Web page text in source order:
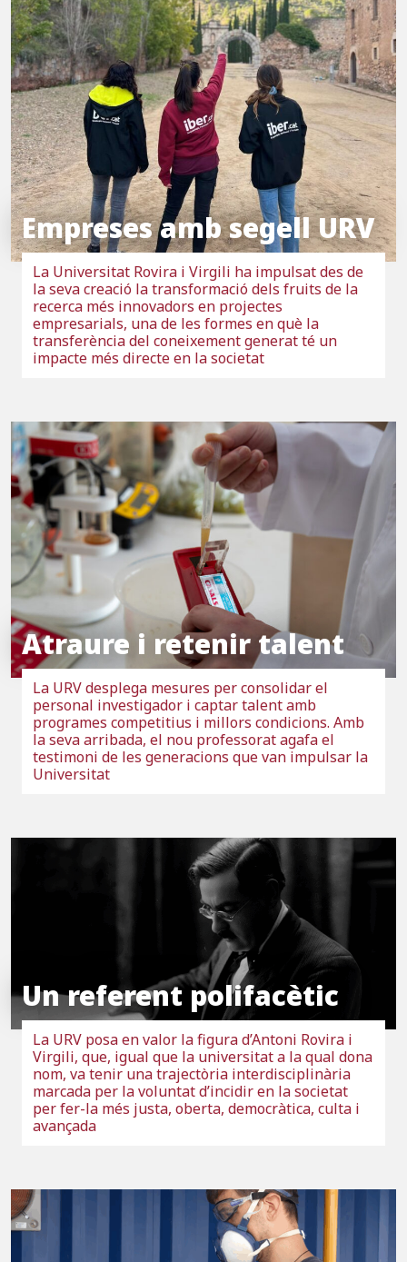
Empreses amb segell URV
La Universitat Rovira i Virgili ha impulsat des de
la seva creació la transformació dels fruits de la
recerca més innovadors en projectes
empresarials, una de les formes en què la
transferència del coneixement generat té un
impacte més directe en la societat
Atraure i retenir talent
La URV desplega mesures per consolidar el
personal investigador i captar talent amb
programes competitius i millors condicions. Amb
la seva arribada, el nou professorat agafa el
testimoni de les generacions que van impulsar la
Universitat
Un referent polifacètic
La URV posa en valor la figura d’Antoni Rovira i
Virgili, que, igual que la universitat a la qual dona
nom, va tenir una trajectòria interdisciplinària
marcada per la voluntat d’incidir en la societat
per fer-la més justa, oberta, democràtica, culta i
avançada